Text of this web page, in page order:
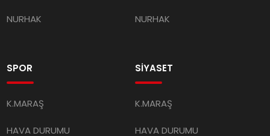
NURHAK NURHAK
SPOR
K.MARAŞ
HAVA DURUMU
SİYASET
K.MARAŞ
HAVA DURUMU